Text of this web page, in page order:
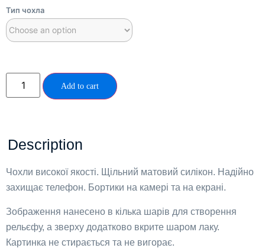
Тип чохла
Add to cart
Description
Чохли високої якості. Щільний матовий силікон. Надійно
захищає телефон. Бортики на камері та на екрані.
Зображення нанесено в кілька шарів для створення
рельєфу, а зверху додатково вкрите шаром лаку.
Картинка не стирається та не вигорає.